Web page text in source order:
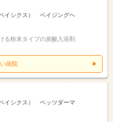
イシクス） ベイジングヘ
る粉末タイプの炭酸入浴剤
病院
イシクス） ベッツダーマ